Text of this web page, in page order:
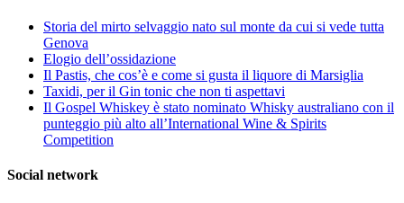
Storia del mirto selvaggio nato sul monte da cui si vede tutta
Genova
Elogio dell’ossidazione
Il Pastis, che cos’è e come si gusta il liquore di Marsiglia
Taxidi, per il Gin tonic che non ti aspettavi
Il Gospel Whiskey è stato nominato Whisky australiano con il
punteggio più alto all’International Wine & Spirits
Competition
Social network